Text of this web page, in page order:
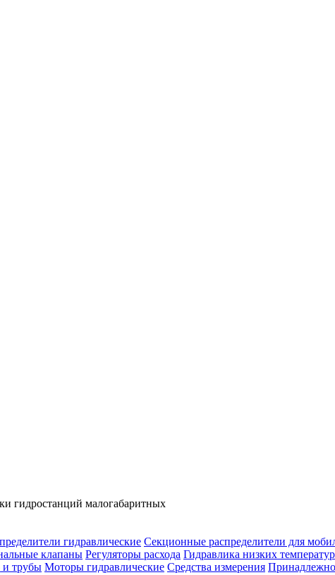
гидростанций малогабаритных
гидравлические Секционные распределители для
клапаны Регуляторы расхода Гидравлика низких температур
и трубы Моторы гидравлические Средства измерения